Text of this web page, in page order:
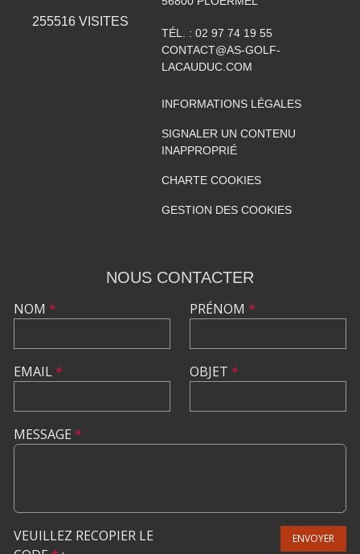
255516 VISITES
TÉL. : 02 97 74 19 55
CONTACT@AS-GOLF-
LACAUDUC.COM
INFORMATIONS LÉGALES
SIGNALER UN CONTENU
INAPPROPRIÉ
CHARTE COOKIES
GESTION DES COOKIES
NOUS CONTACTER
NOM *
EMAIL*
PRÉNOM *
OBJET *
MESSAGE *
VEUILLEZ RECOPIER LE
ENVOYER